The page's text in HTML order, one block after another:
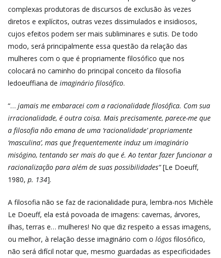
complexas produtoras de discursos de exclusão às vezes
diretos e explícitos, outras vezes dissimulados e insidiosos,
cujos efeitos podem ser mais subliminares e sutis. De todo
modo, será principalmente essa questão da relação das
mulheres com o que é propriamente filosófico que nos
colocará no caminho do principal conceito da filosofia
ledoeuffiana de imaginário filosófico.
“… jamais me embaracei com a racionalidade filosófica. Com sua
irracionalidade, é outra coisa. Mais precisamente, parece-me que
a filosofia não emana de uma ‘racionalidade’ propriamente
‘masculina’, mas que frequentemente induz um imaginário
misógino, tentando ser mais do que é. Ao tentar fazer funcionar a
racionalização para além de suas possibilidades”[Le Doeuff,
1980, p. 134].
A filosofia não se faz de racionalidade pura, lembra-nos Michèle
Le Doeuff, ela está povoada de imagens: cavernas, árvores,
ilhas, terras e… mulheres! No que diz respeito a essas imagens,
ou melhor, à relação desse imaginário com o lógos filosófico,
não será difícil notar que, mesmo guardadas as especificidades